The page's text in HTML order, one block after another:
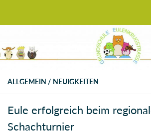
ALLGEMEIN / NEUIGKEITEN
Eule erfolgreich beim
Schachturnier